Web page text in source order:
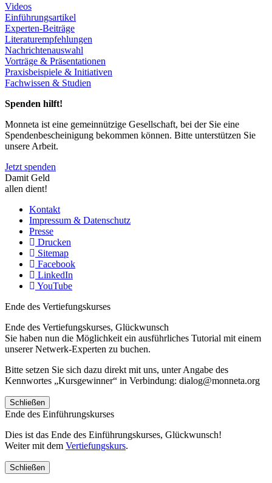
Videos
Einführungsartikel
Experten-Beiträge
Literaturempfehlungen
Nachrichtenauswahl
Vorträge & Präsentationen
Praxisbeispiele & Initiativen
Fachwissen & Studien
Spenden hilft!
Monneta ist eine gemeinnützige Gesellschaft, bei der Sie eine
Spendenbescheinigung bekommen können. Bitte unterstützen Sie
unsere Arbeit.
Jetzt spenden
Damit Geld
allen dient!
Kontakt
Impressum & Datenschutz
Presse
Drucken
Sitemap
Facebook
LinkedIn
YouTube
Ende des Vertiefungskurses
Ende des Vertiefungskurses, Glückwunsch
Sie haben nun die Möglichkeit ein ausführliches Tutorial mit einem
unserer Netwerk-Experten zu buchen.
Bitte setzen Sie sich dazu direkt mit uns, unter Angabe des
Kennwortes „Kursgewinner“ in Verbindung: dialog@monneta.org
Schließen
Ende des Einführungskurses
Dies ist das Ende des Einführungskurses, Glückwunsch!
Weiter mit dem Vertiefungskurs.
Schließen